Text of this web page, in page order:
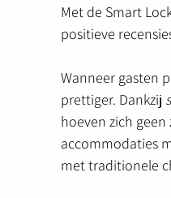
Met de Smart
positieve
Wanneer gasten
prettiger. Dankzij
hoeven zich
accommodaties
met traditionele